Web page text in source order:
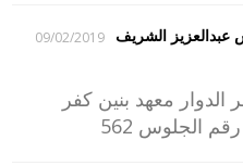
الشريف
09/02/2019
الدوار معهد بنين كفر
الجلوس 562